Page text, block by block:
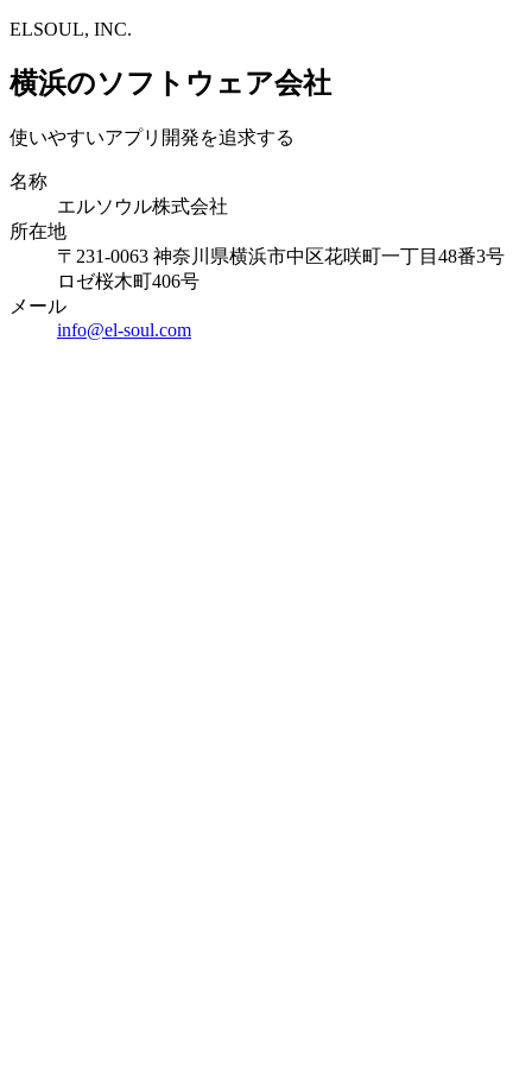
ELSOUL, INC.
横浜のソフトウェア会社
使いやすいアプリ開発を追求する
名称
エルソウル株式会社
所在地
〒231-0063 神奈川県横浜市中区花咲町一丁目48番3号
ロゼ桜木町406号
メール
info@el-soul.com